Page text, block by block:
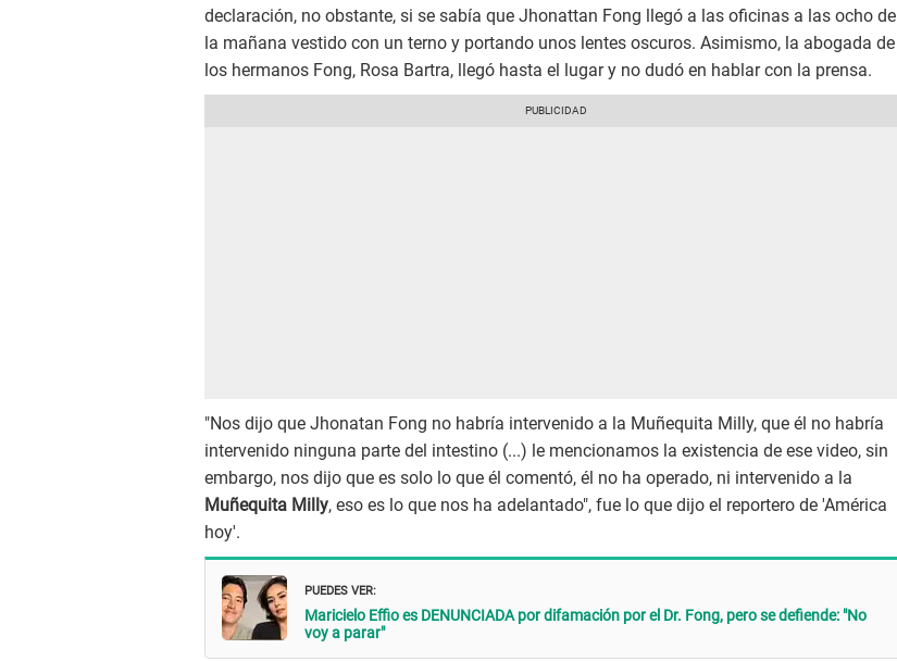
declaración, no obstante, si se sabía que Jhonattan Fong llegó a las oficinas a las ocho de
la mañana vestido con un terno y portando unos lentes oscuros. Asimismo, la abogada de
los hermanos Fong, Rosa Bartra, llegó hasta el lugar y no dudó en hablar con la prensa.
"Nos dijo que Jhonatan Fong no habría intervenido a la Muñequita Milly, que él no habría
intervenido ninguna parte del intestino (...) le mencionamos la existencia de ese video, sin
embargo, nos dijo que es solo lo que él comentó, él no ha operado, ni intervenido a la
Muñequita Milly, eso es lo que nos ha adelantado", fue lo que dijo el reportero de 'América
hoy'.
PUEDES VER:
Maricielo Effio es DENUNCIADA por difamación por el Dr. Fong, pero se defiende: "No
voy a parar"